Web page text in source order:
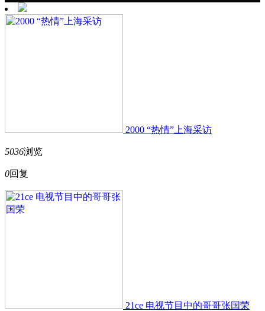
2000 “热情”上海采访
5036浏览
0回复
21ce 电视节目中的哥哥张国荣